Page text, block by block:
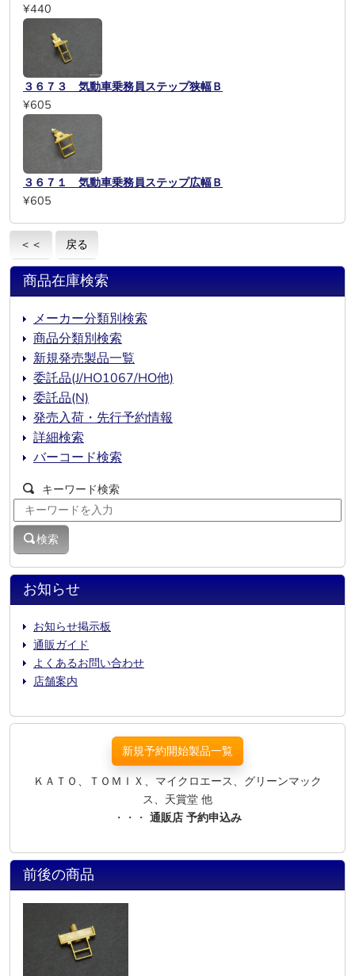
¥440
３６７３ 気動車乗務員ステップ狭幅Ｂ
¥605
３６７１ 気動車乗務員ステップ広幅Ｂ
¥605
＜＜ 戻る
お知らせ
お知らせ掲示板
通販ガイド
よくあるお問い合わせ
店舗案内
商品在庫検索
メーカー分類別検索
商品分類別検索
新規発売製品一覧
委託品(J/HO1067/HO他)
委託品(N)
発売入荷・先行予約情報
詳細検索
バーコード検索
キーワード検索
検索
新規予約開始製品一覧
ＫＡＴＯ、ＴＯＭＩＸ、マイクロエース、グリーンマック
ス、天賞堂 他
・・・ 通販店 予約申込み
前後の商品